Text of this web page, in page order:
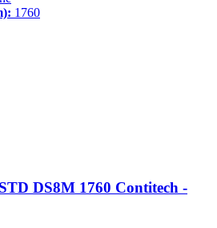
1760
DS8M 1760 Contitech -